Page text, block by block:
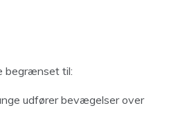
begrænset til:
udfører bevægelser over